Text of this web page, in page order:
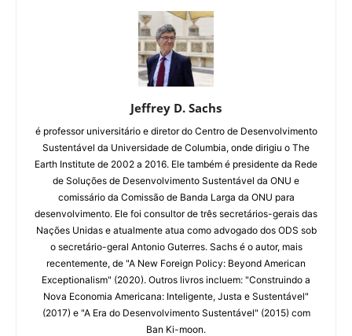
Jeffrey D. Sachs
é professor universitário e diretor do Centro de Desenvolvimento
Sustentável da Universidade de Columbia, onde dirigiu o The
Earth Institute de 2002 a 2016. Ele também é presidente da Rede
de Soluções de Desenvolvimento Sustentável da ONU e
comissário da Comissão de Banda Larga da ONU para
desenvolvimento. Ele foi consultor de três secretários-gerais das
Nações Unidas e atualmente atua como advogado dos ODS sob
o secretário-geral Antonio Guterres. Sachs é o autor, mais
recentemente, de "A New Foreign Policy: Beyond American
Exceptionalism" (2020). Outros livros incluem: "Construindo a
Nova Economia Americana: Inteligente, Justa e Sustentável"
(2017) e "A Era do Desenvolvimento Sustentável" (2015) com
Ban Ki-moon.